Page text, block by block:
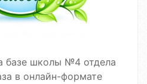
базе школы №4 отдела
в онлайн-формате